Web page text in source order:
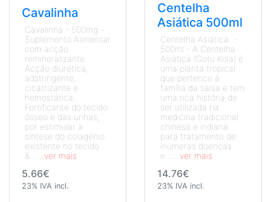
Cavalinha
Cavalinha - 500mg -
Suplemento Alimentar
com acção
remineralizante.
Acção diurética,
adstringente,
cicatrizante e
hemostática.
Fortificante do tecido
ósseo e das unhas,
por estimular a
síntese do colagénio
existente no tecido
&...
...ver mais
5.66€
23% IVA incl.
Centelha
Asiática 500ml
Centelha Asiática -
500ml - A Centelha
Asiática (Gotu Kola) é
uma planta tropical
que pertence à
família da salsa e tem
uma rica história de
ser utilizada na
medicina tradicional
chinesa e indiana
para tratamento de
inúmeras doenças
e...
...ver mais
14.76€
23% IVA incl.